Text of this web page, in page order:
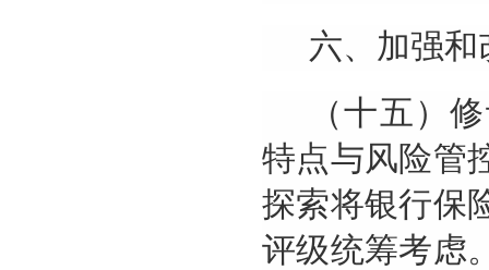
六、加强
（十五）
特点与风险管
探索将银行保
评级统筹考虑